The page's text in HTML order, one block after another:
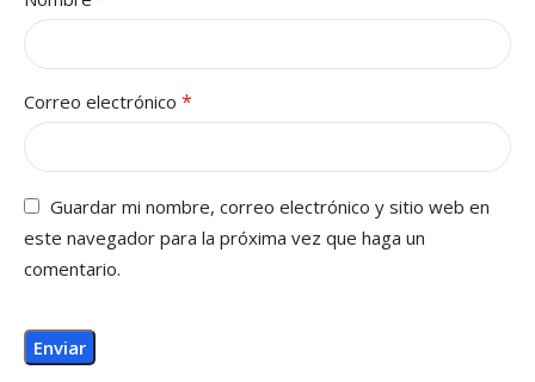
Correo electrónico *
Guardar mi nombre, correo electrónico y sitio web en
este navegador para la próxima vez que haga un
comentario.